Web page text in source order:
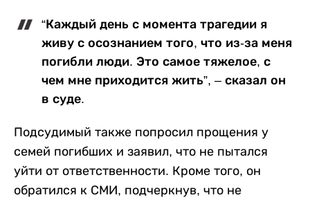
“Каждый день с момента трагедии я
живу с осознанием того, что из-за меня
погибли люди. Это самое тяжелое, с
чем мне приходится жить”, – сказал он
в суде.
Подсудимый также попросил прощения у
семей погибших и заявил, что не пытался
уйти от ответственности. Кроме того, он
обратился к СМИ, подчеркнув, что не